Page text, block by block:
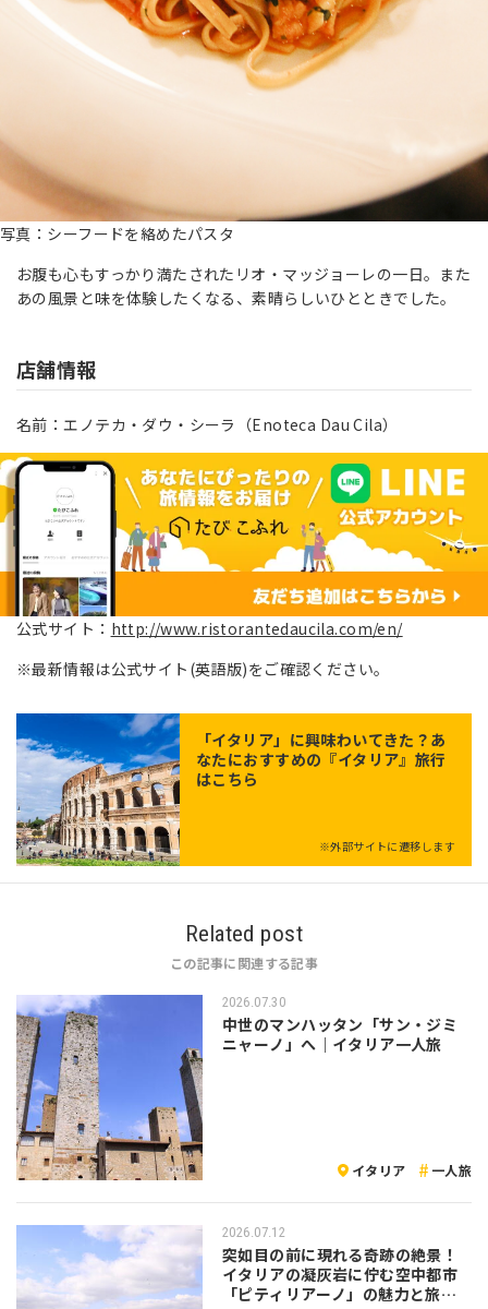
写真：シーフードを絡めたパスタ
お腹も心もすっかり満たされたリオ・マッジョーレの一日。また
あの風景と味を体験したくなる、素晴らしいひとときでした。
店舗情報
名前：エノテカ・ダウ・シーラ（Enoteca Dau Cila）
公式サイト： http://www.ristorantedaucila.com/en/
※最新情報は公式サイト(英語版)をご確認ください。
「イタリア」に興味わいてきた？あ
なたにおすすめの『イタリア』旅行
はこちら
※外部サイトに遷移します
Related post
この記事に関連する記事
2026.07.30
中世のマンハッタン「サン・ジミ
ニャーノ」へ｜イタリア一人旅
イタリア 一人旅
2026.07.12
突如目の前に現れる奇跡の絶景！
イタリアの凝灰岩に佇む空中都市
「ピティリアーノ」の魅力と旅の